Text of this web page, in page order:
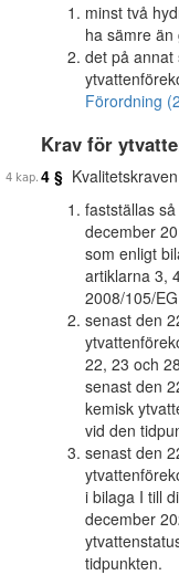
minst två
ha sämre
det på
Förordning
Krav för
4 §
fastställas
december
som enligt
artiklarna 3,
2008/105/
senast den
22, 23 och
senast den
kemisk
vid den
senast den
i bilaga I till
december
tidpunkten.